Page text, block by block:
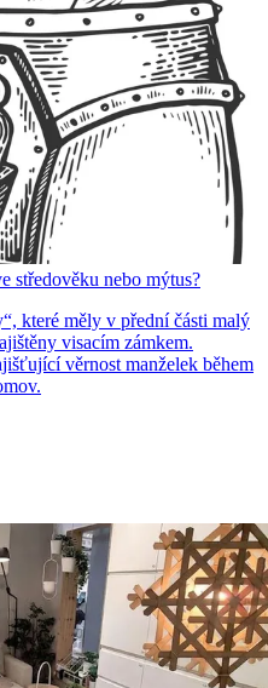
středověku nebo mýtus?
které měly v přední části malý
visacím zámkem.
věrnost manželek během